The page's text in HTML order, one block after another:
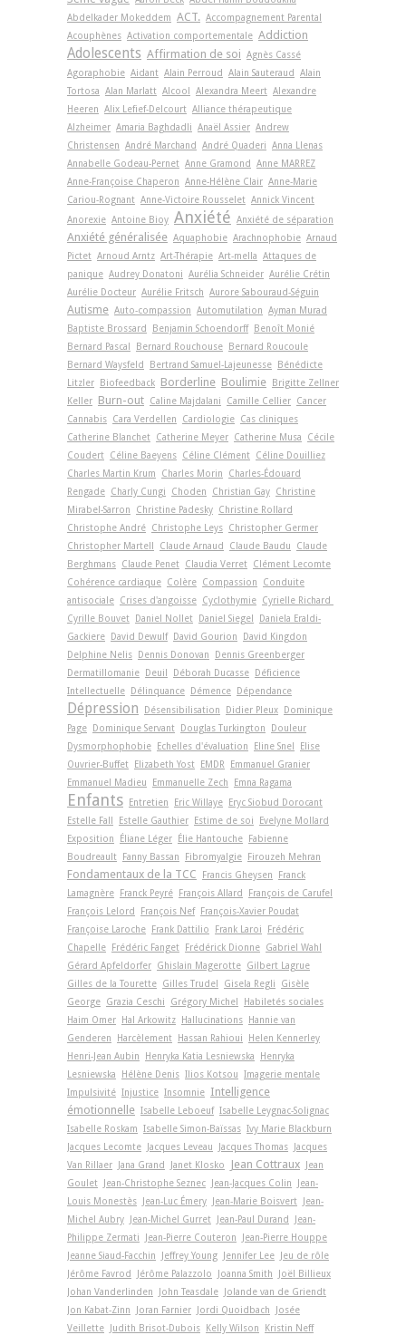
Abdelkader Mokeddem ACT. Accompagnement Parental
Acouphènes Activation comportementale Addiction
Adolescents Affirmation de soi Agnès Cassé
Agoraphobie Aidant Alain Perroud Alain Sauteraud
Alain
Tortosa Alan Marlatt Alcool Alexandra Meert Alexandre
Heeren Alix Lefief-Delcourt Alliance thérapeutique
Alzheimer Amaria Baghdadli Anaël Assier Andrew
Christensen André Marchand André Quaderi Anna Llenas
Annabelle Godeau-Pernet Anne Gramond
Anne MARREZ
Anne-Françoise Chaperon Anne-Hélène Clair Anne-Marie
Cariou-Rognant Anne-Victoire Rousselet Annick Vincent
Anorexie Antoine Bioy Anxiété Anxiété de séparation
Anxiété généralisée Aquaphobie Arachnophobie Arnaud
Pictet Arnoud Arntz Art-Thérapie Art-­mella Attaques de
panique Audrey Donatoni Aurélia Schneider Aurélie Crétin
Aurélie Docteur Aurélie Fritsch Aurore Sabouraud-Séguin
Autisme Auto-compassion Automutilation Ayman Murad
Baptiste Brossard
Benjamin Schoendorff
Benoît Monié
Bernard Pascal
Bernard Rouchouse
Bernard Roucoule
Bernard Waysfeld
Bertrand Samuel-Lajeunesse
Bénédicte
Litzler
Biofeedback Borderline Boulimie
Brigitte Zellner
Keller Burn-out Caline Majdalani Camille Cellier Cancer
Cannabis Cara Verdellen Cardiologie Cas cliniques
Catherine Blanchet Catherine Meyer Catherine Musa
Cécile
Coudert Céline Baeyens Céline Clément Céline Douilliez
Charles Martin Krum
Charles Morin
Charles-Édouard
Rengade Charly Cungi Choden Christian Gay Christine
Mirabel-Sarron
Christine Padesky Christine Rollard
Christophe André Christophe Leys Christopher Germer
Christopher Martell
Claude Arnaud Claude Baudu
Claude
Berghmans Claude Penet Claudia Verret Clément Lecomte
Cohérence cardiaque Colère Compassion
Conduite
antisociale Crises d'angoisse Cyclothymie Cyrielle Richard
Cyrille Bouvet
Daniel Nollet Daniel Siegel
Daniela Eraldi-
Gackiere
David Dewulf David Gourion
David Kingdon
Delphine Nelis
Dennis Donovan
Dennis Greenberger
Dermatillomanie
Deuil Déborah Ducasse
Déficience
Intellectuelle
Délinquance Démence Dépendance
Dépression Désensibilisation Didier Pleux
Dominique
Page
Dominique Servant Douglas Turkington
Douleur
Dysmorphophobie
Echelles d'évaluation Eline Snel
Elise
Ouvrier-Buffet
Elizabeth Yost EMDR
Emmanuel Granier
Emmanuel Madieu
Emmanuelle Zech Emna Ragama
Enfants Entretien Eric Willaye
Eryc Siobud Dorocant
Estelle Fall
Estelle Gauthier Estime de soi
Evelyne Mollard
Exposition
Éliane Léger Élie Hantouche
Fabienne
Boudreault
Fanny Bassan Fibromyalgie Firouzeh Mehran
Fondamentaux de la TCC Francis Gheysen
Franck
Lamagnère
Franck Peyré François Allard
François de Carufel
François Lelord
François Nef
François-Xavier Poudat
Françoise Laroche
Frank Dattilio Frank Laroi
Frédéric
Chapelle
Frédéric Fanget Frédérick Dionne Gabriel Wahl
Gérard Apfeldorfer Ghislain Magerotte Gilbert Lagrue
Gilles de la Tourette Gilles Trudel Gisela Regli
Gisèle
George Grazia Ceschi Grégory Michel
Habiletés sociales
Haim Omer
Hal Arkowitz Hallucinations
Hannie van
Genderen
Harcèlement Hassan Rahioui
Helen Kennerley
Henri-Jean Aubin
Henryka Katia Lesniewska
Henryka
Lesniewska
Hélène Denis Ilios Kotsou Imagerie mentale
Impulsivité Injustice Insomnie Intelligence
émotionnelle Isabelle Leboeuf Isabelle Leygnac-Solignac
Isabelle Roskam Isabelle Simon-Baïssas Ivy Marie Blackburn
Jacques Lecomte
Jacques Leveau Jacques Thomas
Jacques
Van Rillaer
Jana Grand Janet Klosko Jean Cottraux
Jean
Goulet
Jean-Christophe Seznec Jean-Jacques Colin
Jean-
Louis Monestès
Jean-Luc Émery Jean-Marie Boisvert
Jean-
Michel Aubry
Jean-Michel Gurret Jean-Paul Durand
Jean-
Philippe Zermati
Jean-Pierre Couteron
Jean-Pierre Houppe
Jeanne Siaud-Facchin
Jeffrey Young Jennifer Lee
Jeu de rôle
Jérôme Favrod
Jérôme Palazzolo Joanna Smith
Joël Billieux
Johan Vanderlinden
John Teasdale
Jolande van de Griendt
Jon Kabat-Zinn
Joran Farnier Jordi Quoidbach
Josée
Veillette
Judith Brisot-Dubois Kelly Wilson
Kristin Neff